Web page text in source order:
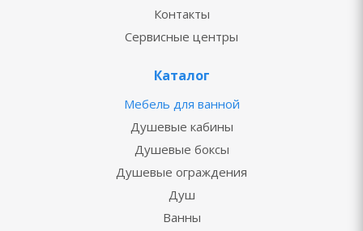
Контакты
Сервисные центры
Каталог
Мебель для ванной
Душевые кабины
Душевые боксы
Душевые ограждения
Душ
Ванны